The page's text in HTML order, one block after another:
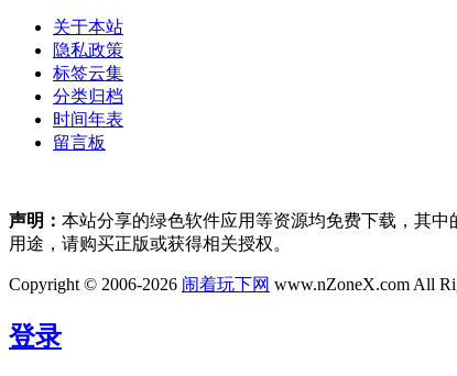
关于本站
隐私政策
标签云集
分类归档
时间年表
留言板
声明： 本站分享的绿色软件应用等资源均免费下载，其
用途，请购买正版或获得相关授权。
Copyright © 2006-2026 闹着玩下网 www.nZoneX.com All
登录